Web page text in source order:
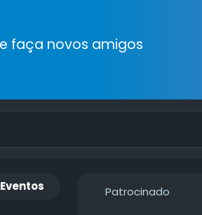
faça novos amigos
Eventos Patrocinado